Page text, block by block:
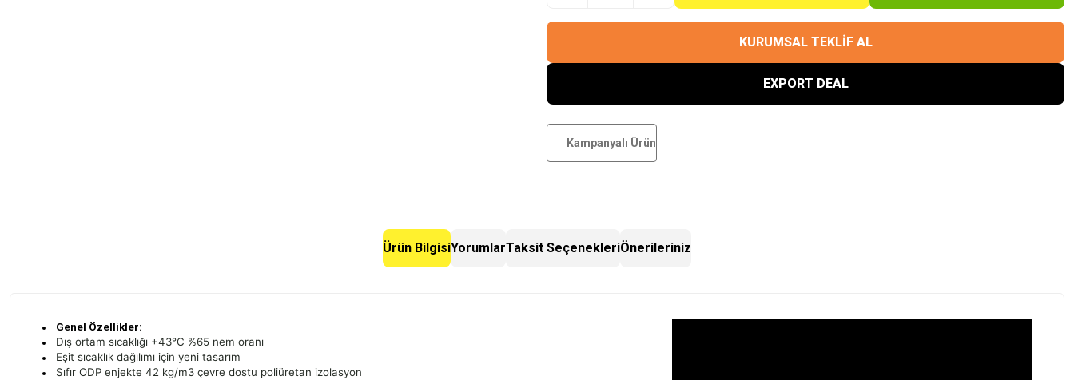
KURUMSAL TEKLİF AL
EXPORT DEAL
Kampanyalı Ürün
Ürün BilgisiYorumlarTaksit SeçenekleriÖnerileriniz
Genel Özellikler:
Dış ortam sıcaklığı +43°C %65 nem oranı
Eşit sıcaklık dağılımı için yeni tasarım
Sıfır ODP enjekte 42 kg/m3 çevre dostu poliüretan izolasyon